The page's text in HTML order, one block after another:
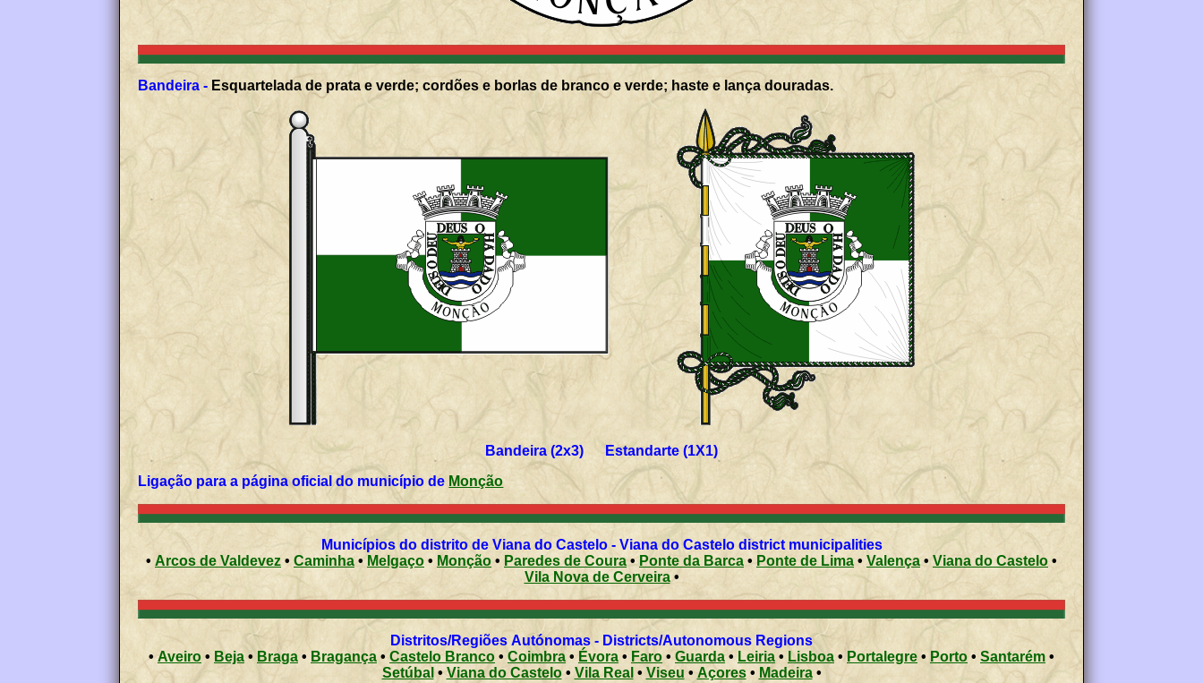
Bandeira - Esquartelada de prata e verde; cordões e borlas de branco e verde; haste e lança douradas.
Bandeira (2x3) Estandarte (1X1)
Ligação para a página oficial do município de Monção
Municípios do distrito de Viana do Castelo - Viana do Castelo district municipalities
• Arcos de Valdevez • Caminha •Melgaço • Monção • Paredes de Coura• Ponte da Barca • Ponte de Lima • Valença• Viana do Castelo •
Vila Nova de Cerveira•
Distritos/Regiões Autónomas - Districts/Autonomous Regions
•Aveiro • Beja • Braga • Bragança •Castelo Branco • Coimbra • Évora • Faro • Guarda• Leiria • Lisboa • Portalegre • Porto • Santarém •
Setúbal•Viana do Castelo• Vila Real • Viseu • Açores • Madeira •